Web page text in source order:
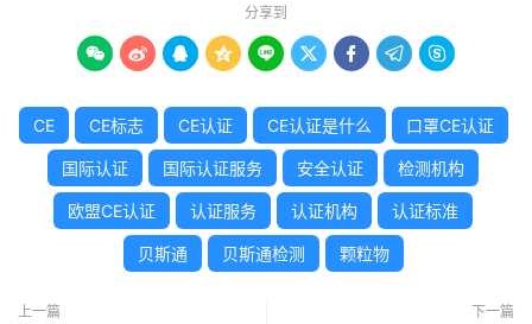
分享到
        
CE CE标志 CE认证 CE认证是什么 口罩CE认证
国际认证 国际认证服务 安全认证 检测机构
欧盟CE认证 认证服务 认证机构 认证标准
贝斯通 贝斯通检测 颗粒物
上一篇 下一篇